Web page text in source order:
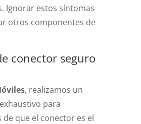
Ignorar estos síntomas
otros componentes de
conector seguro
, realizamos un
para
que el conector es el